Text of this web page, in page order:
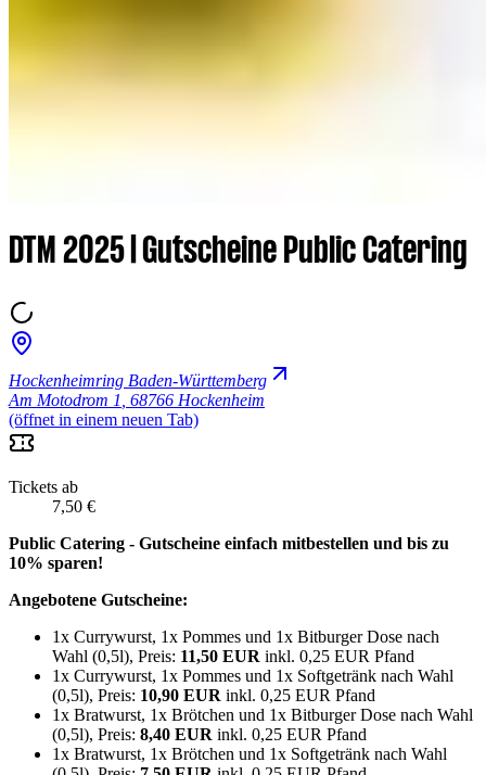
DTM 2025 | Gutscheine Public Catering
Hockenheimring Baden-Württemberg
Am Motodrom 1 68766 Hockenheim
(öffnet in einem neuen Tab)
Tickets ab
7,50 €
Public Catering - Gutscheine einfach mitbestellen und bis zu
10% sparen!
Angebotene Gutscheine:
1x Currywurst, 1x Pommes und 1x Bitburger Dose nach
Wahl (0,5l), Preis: 11,50 EUR inkl. 0,25 EUR Pfand
1x Currywurst, 1x Pommes und 1x Softgetränk nach Wahl
(0,5l), Preis: 10,90 EUR inkl. 0,25 EUR Pfand
1x Bratwurst, 1x Brötchen und 1x Bitburger Dose nach Wahl
(0,5l), Preis: 8,40 EUR inkl. 0,25 EUR Pfand
1x Bratwurst, 1x Brötchen und 1x Softgetränk nach Wahl